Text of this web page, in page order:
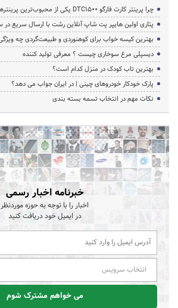
چرا پرینتر کارت فارگو DTC1500 یکی از محبوب‌ترین پرینترهای کارت دنیا است؟
پتاری اولین هایپر پت شاپ آنلاین رشت با ارسال سریع
بهترین کیسه خواب برای کوهنوردی و طبیعت‌گردی چه
دیسپلی مرغ سوخاری چیست ؟ معرفی تولید کننده
بهترین تاب کودک در منزل کدام است؟
پارک خودکار خودروهای چینی | در ایران جواب می دهد؟
نکات مهم در انتخاب تسمه بسته بندی
خبرنامه اخبار رسمی
اخبار را با توجه به حوزه موردنظر
در ایمیل خود دریافت کنید
انتخاب سرویس
می خواهم مشترک شوم